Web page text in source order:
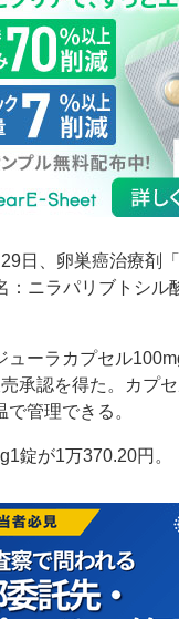
29日、卵巣癌治療剤
：ニラパリブトシル
ーラカプセル
承認を得た。カプ
管理できる。
錠が1万370.20円。